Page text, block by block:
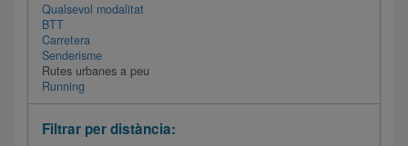
Qualsevol modalitat
BTT
Carretera
Senderisme
Rutes urbanes a peu
Running
Filtrar per distància: